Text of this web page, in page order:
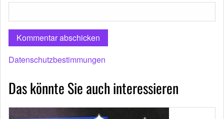
Datenschutzbestimmungen
Das könnte Sie auch interessieren